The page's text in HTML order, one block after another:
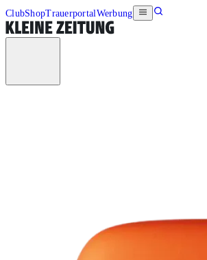
ClubShopTrauerportalWerbung